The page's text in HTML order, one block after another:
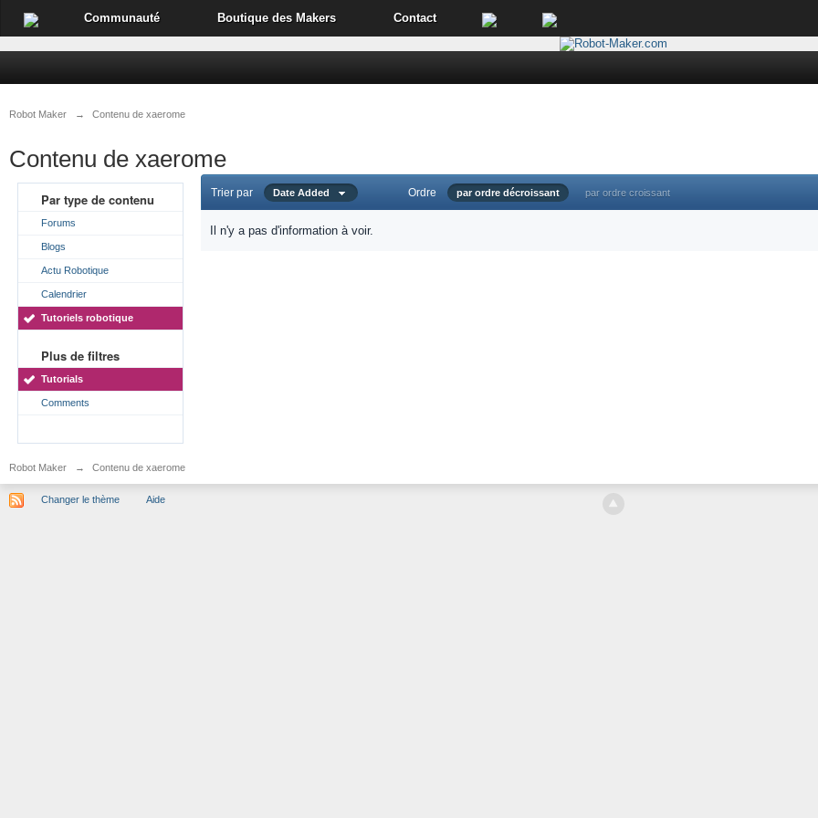
Communauté Boutique des Makers Contact
Robot Maker → Contenu de xaerome
Contenu de xaerome
Par type de contenu
Forums
Blogs
Actu Robotique
Calendrier
Tutoriels robotique
Plus de filtres
Tutorials
Comments
Trier par Date Added Ordre par ordre décroissant par ordre croissant
Il n'y a pas d'information à voir.
Robot Maker → Contenu de xaerome
Changer le thème Aide